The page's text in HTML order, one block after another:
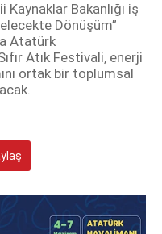
Kaynaklar Bakanlığı iş
Dönüşüm”
Atatürk
Atık Festivali, enerji
ortak bir toplumsal